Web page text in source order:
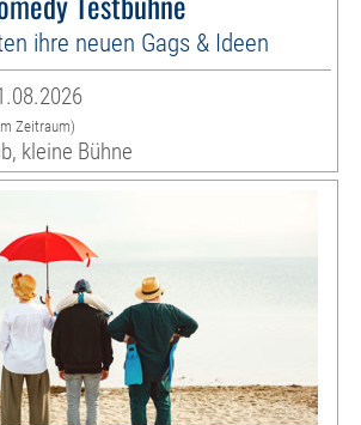
ihre neuen Gags & Ideen
Zeitraum)
kleine Bühne